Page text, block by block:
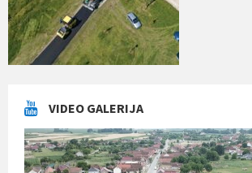
VIDEO GALERIJA